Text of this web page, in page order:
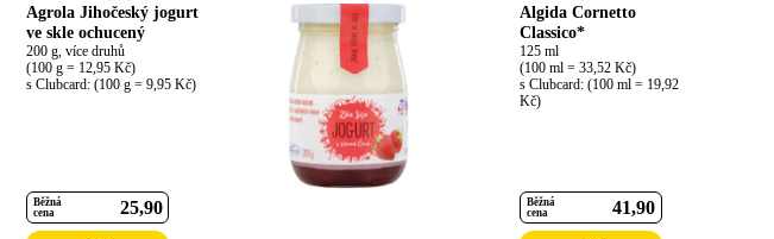
Agrola Jihočeský jogurt
ve skle ochucený
200 g, více druhů
(100 g = 12,95 Kč)
s Clubcard: (100 g = 9,95 Kč)
Běžná
cena
25 90
Algida Cornetto
Classico*
125 ml
(100 ml = 33,52 Kč)
s Clubcard: (100 ml = 19,92
Kč)
Běžná
cena
41 90